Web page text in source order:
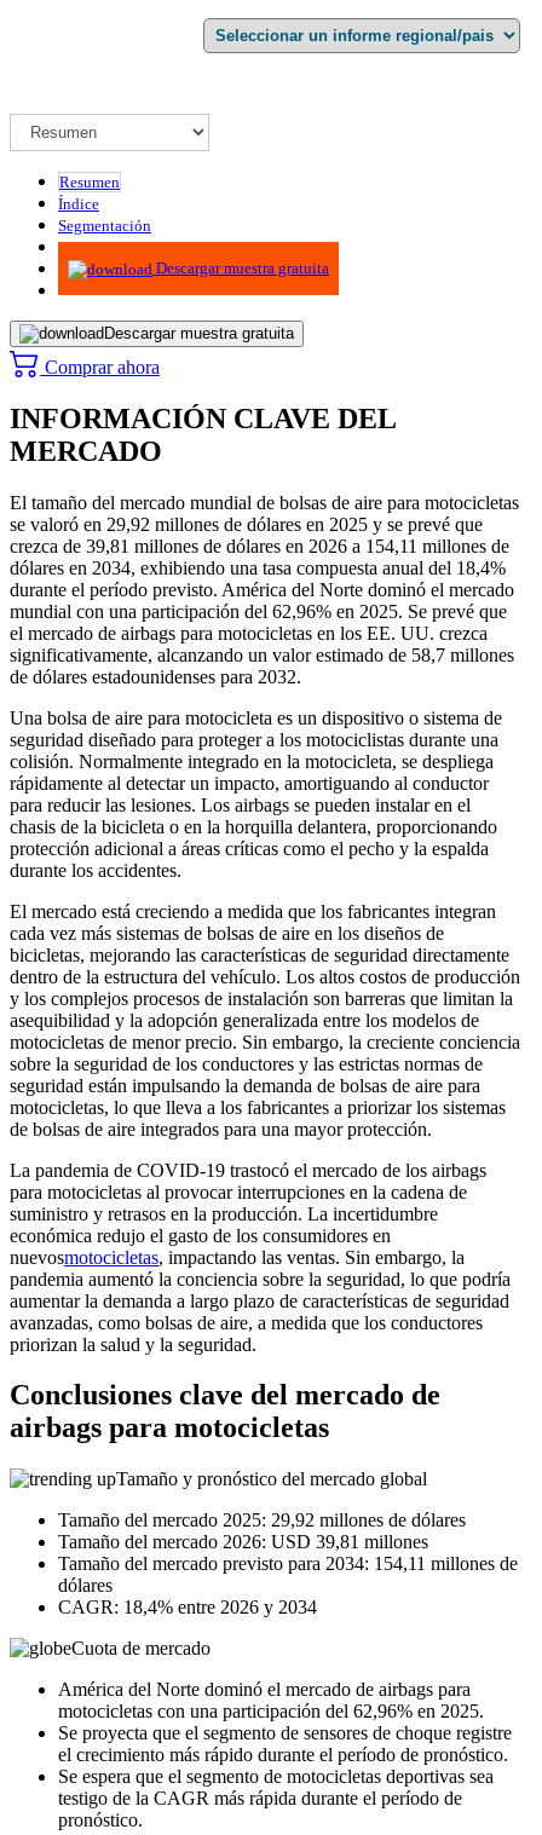
Resumen
Índice
Segmentación
Metodología
Descargar muestra gratuita
Descargar muestra gratuita
Comprar ahora
INFORMACIÓN CLAVE DEL
MERCADO
El tamaño del mercado mundial de bolsas de aire para motocicletas
se valoró en 29,92 millones de dólares en 2025 y se prevé que
crezca de 39,81 millones de dólares en 2026 a 154,11 millones de
dólares en 2034, exhibiendo una tasa compuesta anual del 18,4%
durante el período previsto. América del Norte dominó el mercado
mundial con una participación del 62,96% en 2025. Se prevé que
el mercado de airbags para motocicletas en los EE. UU. crezca
significativamente, alcanzando un valor estimado de 58,7 millones
de dólares estadounidenses para 2032.
Una bolsa de aire para motocicleta es un dispositivo o sistema de
seguridad diseñado para proteger a los motociclistas durante una
colisión. Normalmente integrado en la motocicleta, se despliega
rápidamente al detectar un impacto, amortiguando al conductor
para reducir las lesiones. Los airbags se pueden instalar en el
chasis de la bicicleta o en la horquilla delantera, proporcionando
protección adicional a áreas críticas como el pecho y la espalda
durante los accidentes.
El mercado está creciendo a medida que los fabricantes integran
cada vez más sistemas de bolsas de aire en los diseños de
bicicletas, mejorando las características de seguridad directamente
dentro de la estructura del vehículo. Los altos costos de producción
y los complejos procesos de instalación son barreras que limitan la
asequibilidad y la adopción generalizada entre los modelos de
motocicletas de menor precio. Sin embargo, la creciente conciencia
sobre la seguridad de los conductores y las estrictas normas de
seguridad están impulsando la demanda de bolsas de aire para
motocicletas, lo que lleva a los fabricantes a priorizar los sistemas
de bolsas de aire integrados para una mayor protección.
La pandemia de COVID-19 trastocó el mercado de los airbags
para motocicletas al provocar interrupciones en la cadena de
suministro y retrasos en la producción. La incertidumbre
económica redujo el gasto de los consumidores en
nuevosmotocicletas, impactando las ventas. Sin embargo, la
pandemia aumentó la conciencia sobre la seguridad, lo que podría
aumentar la demanda a largo plazo de características de seguridad
avanzadas, como bolsas de aire, a medida que los conductores
priorizan la salud y la seguridad.
Conclusiones clave del mercado de
airbags para motocicletas
Tamaño y pronóstico del mercado global
Tamaño del mercado 2025: 29,92 millones de dólares
Tamaño del mercado 2026: USD 39,81 millones
Tamaño del mercado previsto para 2034: 154,11 millones de
dólares
CAGR: 18,4% entre 2026 y 2034
Cuota de mercado
América del Norte dominó el mercado de airbags para
motocicletas con una participación del 62,96% en 2025.
Se proyecta que el segmento de sensores de choque registre
el crecimiento más rápido durante el período de pronóstico.
Se espera que el segmento de motocicletas deportivas sea
testigo de la CAGR más rápida durante el período de
pronóstico.